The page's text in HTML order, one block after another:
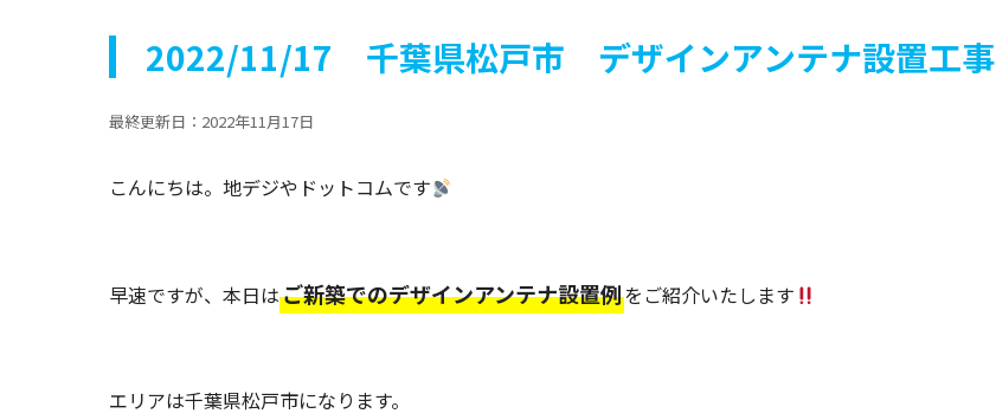
2022/11/17 千葉県松戸市 デザインアンテナ設置工事
最終更新日： 2022年11月17日
こんにちは。地デジやドットコムです
早速ですが、本日はご新築でのデザインアンテナ設置例をご紹介いたします
エリアは千葉県松戸市になります。